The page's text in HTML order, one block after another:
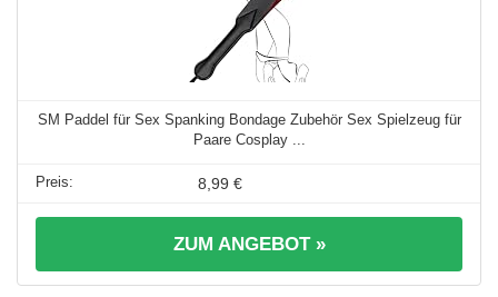
SM Paddel für Sex Spanking Bondage Zubehör Sex Spielzeug für
Paare Cosplay ...
8,99 €
ZUM ANGEBOT »